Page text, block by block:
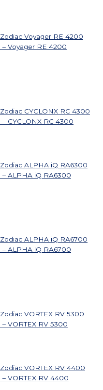
Voyager RE 4200
CYCLONX RC 4300
ALPHA iQ RA6300
ALPHA iQ RA6700
VORTEX RV 5300
VORTEX RV 4400